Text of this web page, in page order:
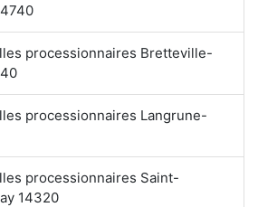
processionnaires Bretteville-
processionnaires Langrune-
processionnaires Saint-
14320